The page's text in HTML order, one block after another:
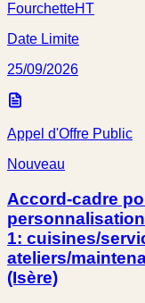
FourchetteHT
Date Limite
25/09/2026
Appel d'Offre Public
Nouveau
Accord-cadre
1: cuisines/
ateliers/
(Isère)